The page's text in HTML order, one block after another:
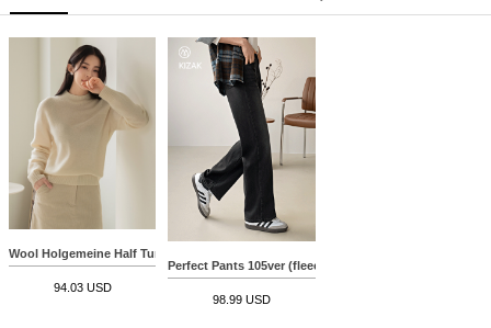
Wool Holgemeine Half Turtleneck Knitwear
94.03 USD
Perfect Pants 105ver (fleece lined straight wide)
98.99 USD